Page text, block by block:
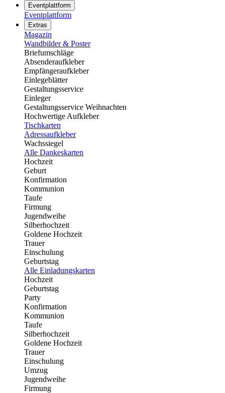
Eventplattform
Eventplattform
Extras
Magazin
Wandbilder & Poster
Briefumschläge
Absenderaufkleber
Empfängeraufkleber
Einlegeblätter
Gestaltungsservice
Einleger
Gestaltungsservice Weihnachten
Hochwertige Aufkleber
Tischkarten
Adressaufkleber
Wachssiegel
Alle Dankeskarten
Hochzeit
Geburt
Konfirmation
Kommunion
Taufe
Firmung
Jugendweihe
Silberhochzeit
Goldene Hochzeit
Trauer
Einschulung
Geburtstag
Alle Einladungskarten
Hochzeit
Geburtstag
Party
Konfirmation
Kommunion
Taufe
Silberhochzeit
Goldene Hochzeit
Trauer
Einschulung
Umzug
Jugendweihe
Firmung